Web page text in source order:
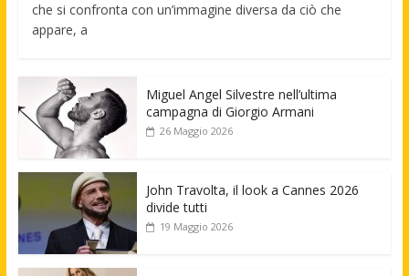
che si confronta con un’immagine diversa da ciò che
appare, a
Miguel Angel Silvestre nell’ultima
campagna di Giorgio Armani
26 Maggio 2026
John Travolta, il look a Cannes 2026
divide tutti
19 Maggio 2026